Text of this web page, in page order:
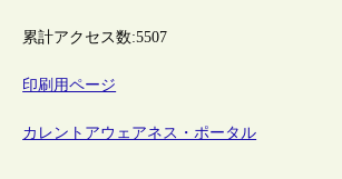
累計アクセス数:5507
印刷用ページ
カレントアウェアネス・ポータル